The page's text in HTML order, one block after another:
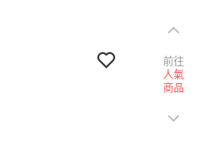
前往
人氣
商品